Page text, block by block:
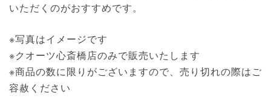
いただくのがおすすめです。
※写真はイメージです
※クオーツ心斎橋店のみで販売いたします
※商品の数に限りがございますので、売り切れの際はご
容赦ください